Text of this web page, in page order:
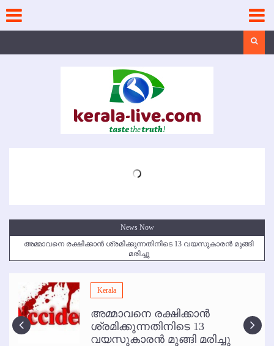
content
News Now
അമ്മാവനെ രക്ഷിക്കാന്‍ ശ്രമിക്കുന്നതിനിടെ 13 വയസുകാരന്‍ മുങ്ങി
മരിച്ചു
മമ്പുറം ആണ്ടു നേര്‍ച്ച ജൂണ്‍ 17 മുതല്‍
ഇനി രമേശ് പിഷാരടി സ്റ്റേജ് ഷോകള്‍ക്ക് ഇല്ല
കോഴിക്കോട് വിമാനത്താവളത്തില്‍ അനധികൃത പാര്‍ക്കിംഗ് പിരിവ് :
പരാതി തള്ളി
Kerala
അമ്മാവനെ രക്ഷിക്കാന്‍
ശ്രമിക്കുന്നതിനിടെ 13
വയസുകാരന്‍ മുങ്ങി മരിച്ചു